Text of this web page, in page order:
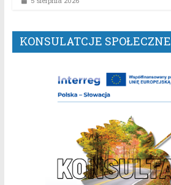
KONSULATCJE SPOŁECZNE